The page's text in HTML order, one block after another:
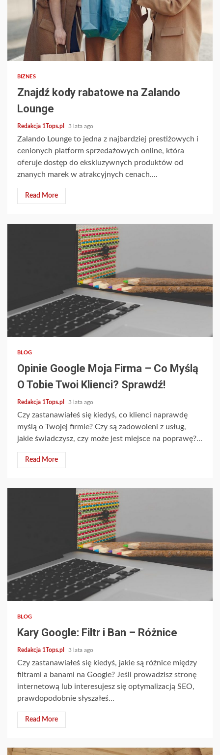
2 min read
BIZNES
Znajdź kody rabatowe na Zalando
Lounge
Redakcja 1Tops.pl 3 lata ago
Zalando Lounge to jedna z najbardziej prestiżowych i
cenionych platform sprzedażowych online, która
oferuje dostęp do ekskluzywnych produktów od
znanych marek w atrakcyjnych cenach....
Read More
4 min read
BLOG
Opinie Google Moja Firma – Co Myślą
O Tobie Twoi Klienci? Sprawdź!
Redakcja 1Tops.pl 3 lata ago
Czy zastanawiałeś się kiedyś, co klienci naprawdę
myślą o Twojej firmie? Czy są zadowoleni z usług,
jakie świadczysz, czy może jest miejsce na poprawę?...
Read More
4 min read
BLOG
Kary Google: Filtr i Ban – Różnice
Redakcja 1Tops.pl 3 lata ago
Czy zastanawiałeś się kiedyś, jakie są różnice między
filtrami a banami na Google? Jeśli prowadzisz stronę
internetową lub interesujesz się optymalizacją SEO,
prawdopodobnie słyszałeś...
Read More